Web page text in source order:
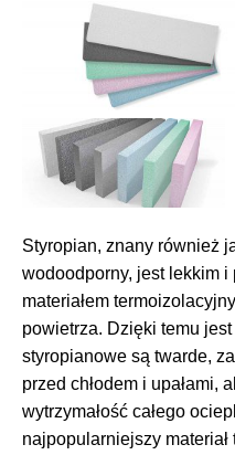
Styropian, znany również
wodoodporny, jest lekkim
materiałem
powietrza. Dzięki temu jest
styropianowe są twarde,
przed chłodem i upałami,
wytrzymałość całego
najpopularniejszy